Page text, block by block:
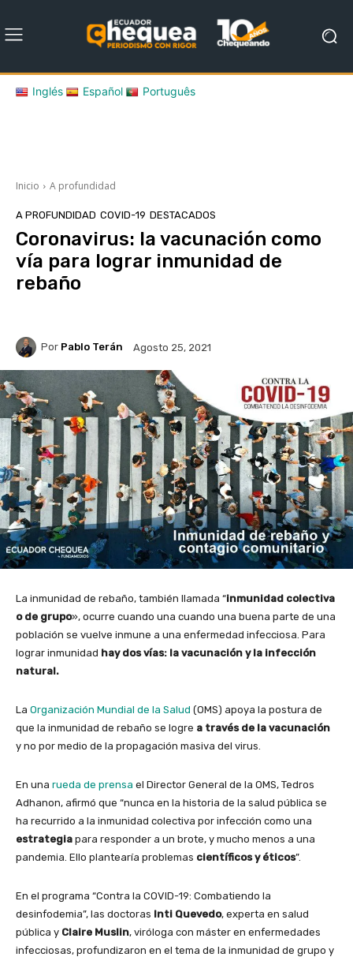
Inglés Español Português
Inicio A profundidad
A PROFUNDIDAD COVID-19 DESTACADOS
Coronavirus: la vacunación como
vía para lograr inmunidad de
rebaño
Por Pablo Terán Agosto 25, 2021
La inmunidad de rebaño, también llamada “inmunidad colectiva
o de grupo», ocurre cuando una cuando una buena parte de una
población se vuelve inmune a una enfermedad infecciosa. Para
lograr inmunidad hay dos vías: la vacunación y la infección
natural.
La Organización Mundial de la Salud (OMS) apoya la postura de
que la inmunidad de rebaño se logre a través de la vacunación
y no por medio de la propagación masiva del virus.
En una rueda de prensa el Director General de la OMS, Tedros
Adhanon, afirmó que “nunca en la historia de la salud pública se
ha recurrido a la inmunidad colectiva por infección como una
estrategia para responder a un brote, y mucho menos a una
pandemia. Ello plantearía problemas científicos y éticos”.
En el programa “Contra la COVID-19: Combatiendo la
desinfodemia”, las doctoras Inti Quevedo, experta en salud
pública y Claire Muslin, viróloga con máster en enfermedades
infecciosas, profundizaron en el tema de la inmunidad de grupo y